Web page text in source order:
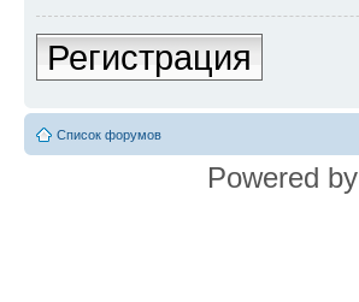
Регистрация
Список форумов
Powered by